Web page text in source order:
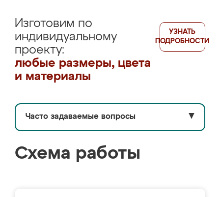
Изготовим по
индивидуальному
проекту:
любые размеры, цвета
и материалы
УЗНАТЬ
ПОДРОБНОСТИ
Часто задаваемые вопросы ▼
Схема работы